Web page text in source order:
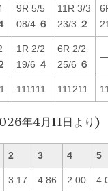
9R 5/5
08/4 ６
11R 3/3
23/3 ２
1R 2/2
19/6 ４
6R 2/2
25/6 ６
111111 111211
年4月11日より)
2 3 4 5
3.17 4.86 2.00